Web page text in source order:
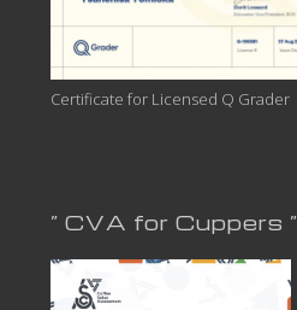
Certificate for Licensed Q Grader
” CVA for Cuppers